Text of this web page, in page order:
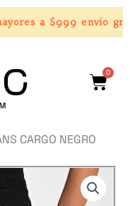
a $999 envío
0
CARGO NEGRO